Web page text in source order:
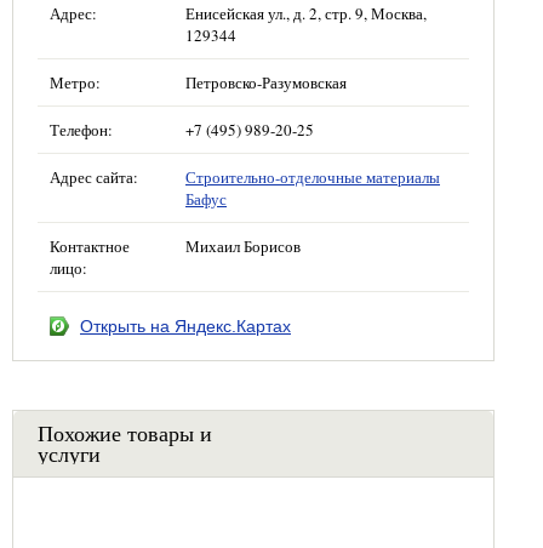
Адрес:
Енисейская ул., д. 2, стр. 9, Москва,
129344
Метро: Петровско-Разумовская
Телефон: +7 (495) 989-20-25
Адрес сайта:
Строительно-отделочные материалы
Бафус
Контактное
лицо:
Михаил Борисов
Открыть на Яндекс.Картах
Похожие товары и
услуги